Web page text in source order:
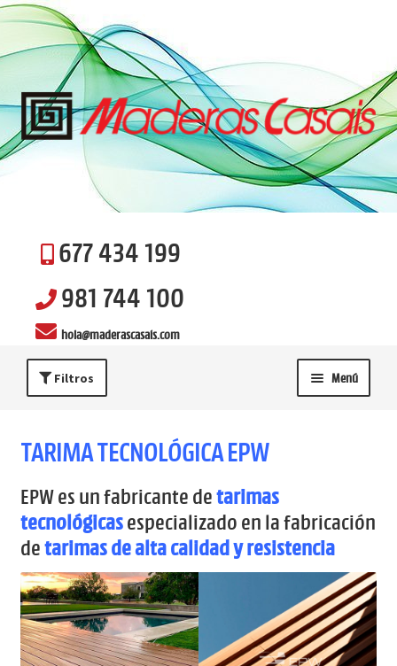
a
navegación
al
contenido
Menú
MADERAS
TABLEROS
BRICO/SHOP
677 434 199
981 744 100
hola@maderascasais.com
Filtros
TARIMA TECNOLÓGICA EPW
EPW es un fabricante detarimas
tecnológicasespecializado en la fabricación
detarimas de alta calidad y resistencia